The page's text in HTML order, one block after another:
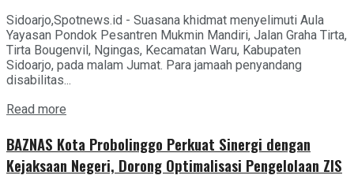
Sidoarjo,Spotnews.id - Suasana khidmat menyelimuti Aula
Yayasan Pondok Pesantren Mukmin Mandiri, Jalan Graha Tirta,
Tirta Bougenvil, Ngingas, Kecamatan Waru, Kabupaten
Sidoarjo, pada malam Jumat. Para jamaah penyandang
disabilitas...
Read more
BAZNAS Kota Probolinggo Perkuat Sinergi dengan
Kejaksaan Negeri, Dorong Optimalisasi Pengelolaan ZIS